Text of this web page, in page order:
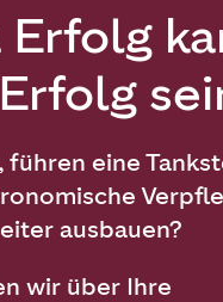
führen eine
ausbauen?
wir über Ihre